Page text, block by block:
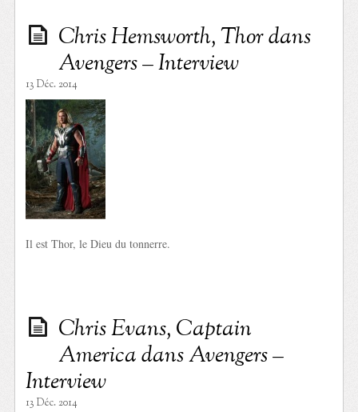
Chris Hemsworth, Thor dans
Avengers – Interview
13 Déc. 2014
Il est Thor, le Dieu du tonnerre.
Chris Evans, Captain
America dans Avengers –
Interview
13 Déc. 2014